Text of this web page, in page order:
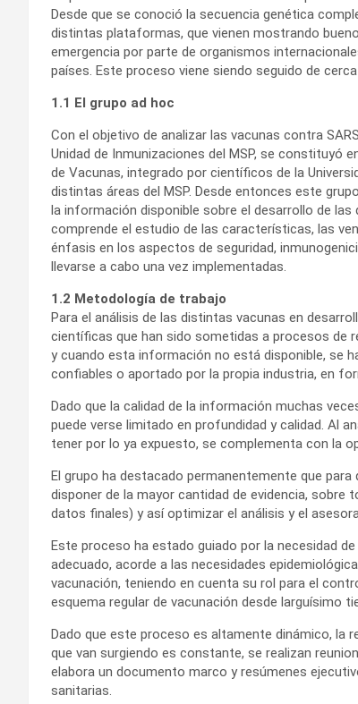
Desde que se conoció la secuencia genética
distintas plataformas, que vienen mostrando
emergencia por parte de organismos
países. Este proceso viene siendo seguido de
1.1 El grupo ad hoc
Con el objetivo de analizar las vacunas contra
Unidad de Inmunizaciones del MSP, se constituyó
de Vacunas, integrado por científicos de la
distintas áreas del MSP. Desde entonces este
la información disponible sobre el desarrollo de
comprende el estudio de las características, las
énfasis en los aspectos de seguridad,
llevarse a cabo una vez implementadas.
1.2 Metodología de trabajo
Para el análisis de las distintas vacunas en
científicas que han sido sometidas a procesos de
y cuando esta información no está disponible, se
confiables o aportado por la propia industria, en
Dado que la calidad de la información muchas
puede verse limitado en profundidad y calidad. Al
tener por lo ya expuesto, se complementa con la
El grupo ha destacado permanentemente que
disponer de la mayor cantidad de evidencia,
datos finales) y así optimizar el análisis y el
Este proceso ha estado guiado por la necesidad
adecuado, acorde a las necesidades
vacunación, teniendo en cuenta su rol para el
esquema regular de vacunación desde larguísimo
Dado que este proceso es altamente dinámico, la
que van surgiendo es constante, se realizan
elabora un documento marco y resúmenes
sanitarias.